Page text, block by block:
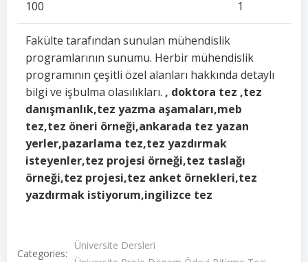
100
1
Fakülte tarafından sunulan mühendislik
programlarının sunumu. Herbir mühendislik
programının çeşitli özel alanları hakkında detaylı
bilgi ve işbulma olasılıkları. , doktora tez ,tez
danışmanlık,tez yazma aşamaları,meb
tez,tez öneri örneği,ankarada tez yazan
yerler,pazarlama tez,tez yazdırmak
isteyenler,tez projesi örneği,tez taslağı
örneği,tez projesi,tez anket örnekleri,tez
yazdırmak istiyorum,ingilizce tez
Categories:
Üniversite Dersleri